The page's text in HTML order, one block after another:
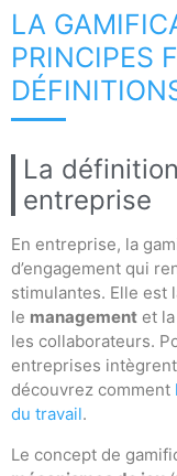
LA
PRINCIPES
La
entreprise
En entreprise, la
d’engagement qui
stimulantes. Elle est
le management et la
les collaborateurs.
entreprises
découvrez comment
du travail.
Le concept de